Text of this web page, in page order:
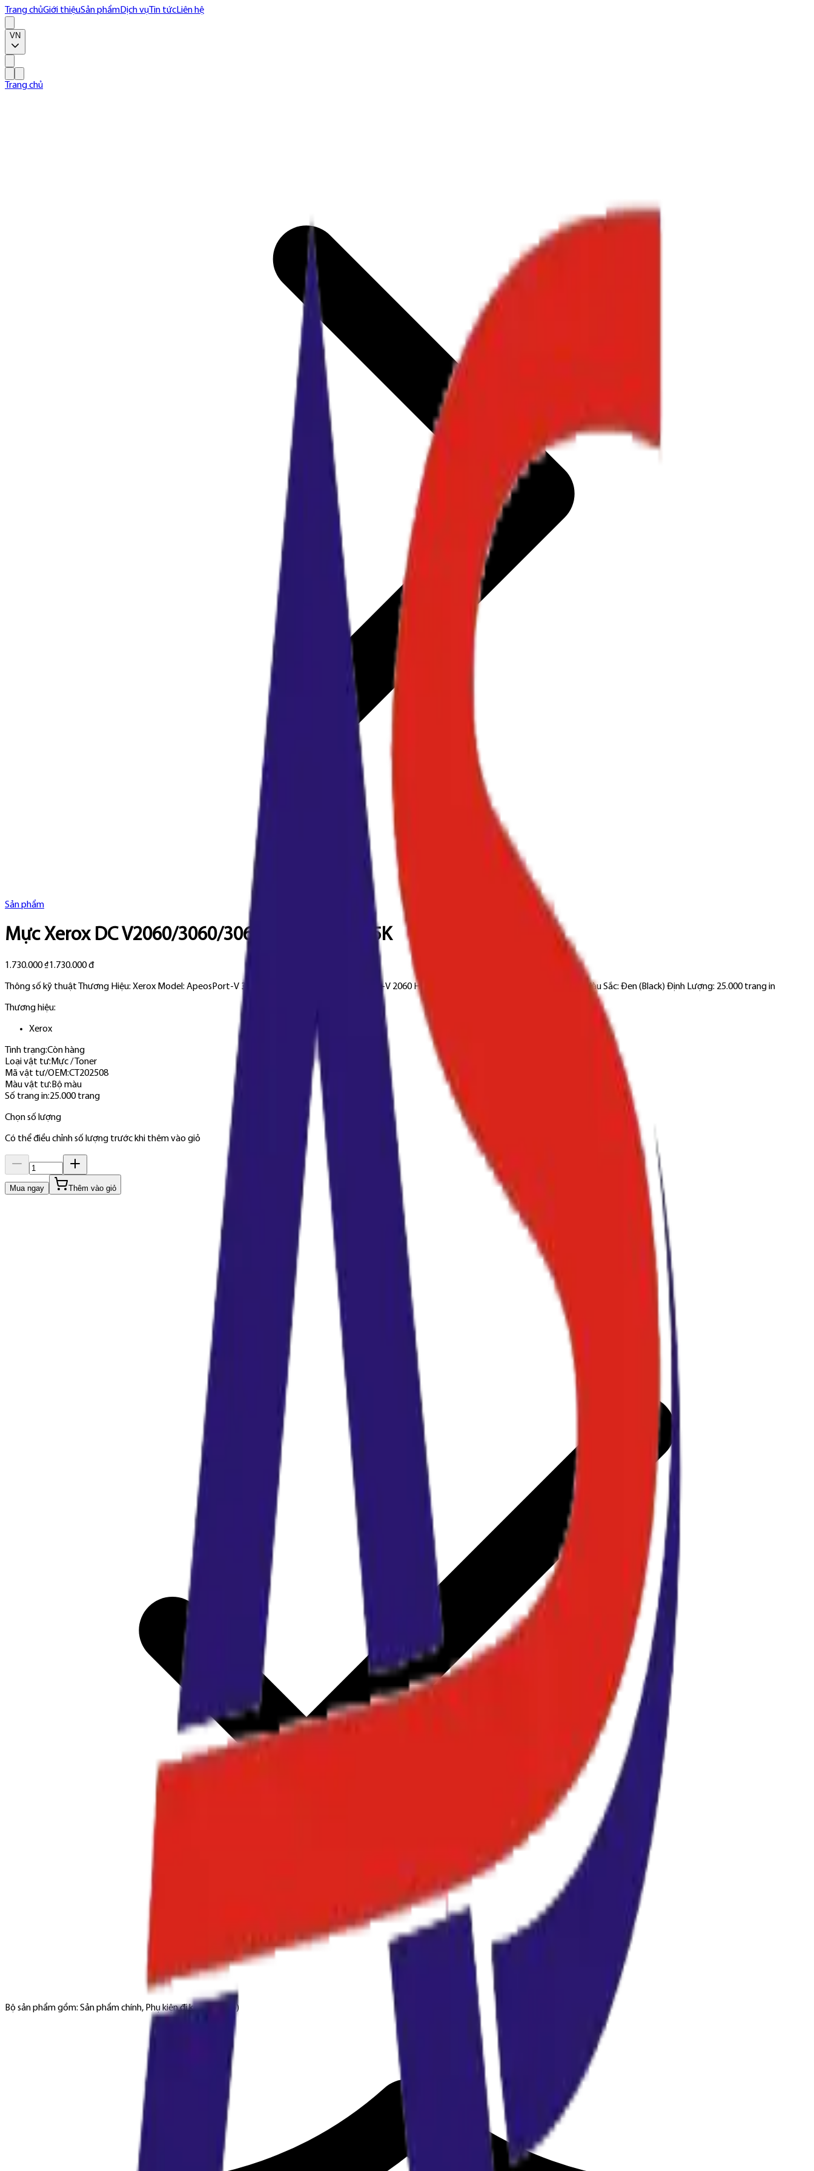
Trang chủGiới thiệuSản phẩmDịch vụ Tin tứcLiên hệ
VN
Trang chủ
Sản phẩm
Mực Xerox DC V2060/3060/3065 (CT202508) 25K
1.730.000 ₫1.730.000 đ
Thông số kỹ thuật Thương Hiệu: Xerox Model: ApeosPort-V 3065 ApeosPort-V 3060 ApeosPort-V 2060 Hộp Mực Tương Thích: Cartridge CT202509 Màu Sắc: Đen (Black) Định Lượng: 25.000 trang in
Thương hiệu:
Xerox
Tình trạng:Còn hàng
Loại vật tư: Mực / Toner
Mã vật tư/OEM:CT202508
Màu vật tư: Bộ màu
Số trang in:25.000 trang
Chọn số lượng
Có thể điều chỉnh số lượng trước khi thêm vào giỏ
Mua ngay Thêm vào giỏ
Bộ sản phẩm gồm: Sản phẩm chính, Phụ kiện đi kèm (nếu có)